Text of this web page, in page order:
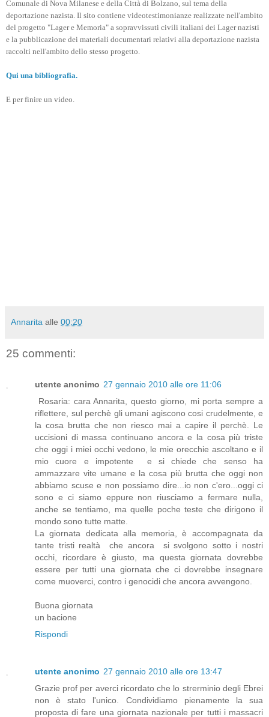
Comunale di Nova Milanese e della Città di Bolzano, sul tema della
deportazione nazista. Il sito contiene videotestimonianze realizzate nell'ambito
del progetto "Lager e Memoria" a sopravvissuti civili italiani dei Lager nazisti
e la pubblicazione dei materiali documentari relativi alla deportazione nazista
raccolti nell'ambito dello stesso progetto.
Qui una bibliografia.
E per finire un video.
Annarita alle 00:20
25 commenti:
utente anonimo 27 gennaio 2010 alle ore 11:06
Rosaria: cara Annarita, questo giorno, mi porta sempre a
riflettere, sul perchè gli umani agiscono cosi crudelmente, e
la cosa brutta che non riesco mai a capire il perchè. Le
uccisioni di massa continuano ancora e la cosa più triste
che oggi i miei occhi vedono, le mie orecchie ascoltano e il
mio cuore e impotente e si chiede che senso ha
ammazzare vite umane e la cosa più brutta che oggi non
abbiamo scuse e non possiamo dire...io non c'ero...oggi ci
sono e ci siamo eppure non riusciamo a fermare nulla,
anche se tentiamo, ma quelle poche teste che dirigono il
mondo sono tutte matte.
La giornata dedicata alla memoria, è accompagnata da
tante tristi realtà che ancora si svolgono sotto i nostri
occhi, ricordare è giusto, ma questa giornata dovrebbe
essere per tutti una giornata che ci dovrebbe insegnare
come muoverci, contro i genocidi che ancora avvengono.
Buona giornata
un bacione
Rispondi
utente anonimo 27 gennaio 2010 alle ore 13:47
Grazie prof per averci ricordato che lo strerminio degli Ebrei
non è stato l'unico. Condividiamo pienamente la sua
proposta di fare una giornata nazionale per tutti i massacri